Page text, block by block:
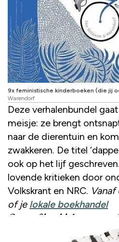
9x feministische kinderboeken (die jij
Warendorf
Deze verhalenbundel
meisje: ze brengt
naar de dierentuin en
zwakkeren. De titel
ook op het lijf
lovende kritieken door
Volkskrant en NRC. Vanaf
of je lokale boekhandel
Coco of het kleine zwarte